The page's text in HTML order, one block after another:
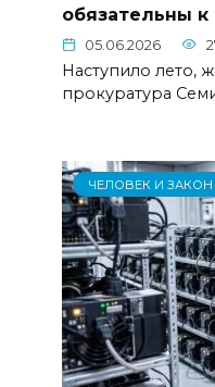
обязательны
05.06.2026
Наступило лето,
прокуратура
ЧЕЛОВЕК И ЗАКОН